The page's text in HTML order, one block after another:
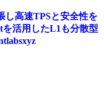
し高速TPSと安全性を
を活用したL1も分散型